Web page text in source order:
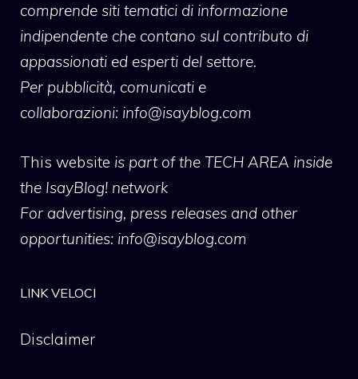
comprende siti tematici di informazione
indipendente che contano sul contributo di
appassionati ed esperti del settore.
Per pubblicità, comunicati e
collaborazioni: info@isayblog.com
This website is part of the TECH AREA inside
the IsayBlog! network
For advertising, press releases and other
opportunities: info@isayblog.com
LINK VELOCI
Disclaimer